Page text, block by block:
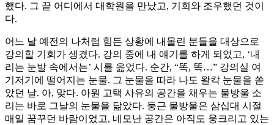
했다. 그 끝 어디에서 대학원을 만났고, 기회와 조우했던 것이
다.
어느 날 예전의 나처럼 힘든 상황에 내몰린 분들을 대상으로
강의할 기회가 생겼다. 강의 중에 내 얘기를 하게 되었고, ‘내
리는 눈발 속에서는’ 시를 읊었다. 순간, “똑, 똑…” 강의실 여
기저기에 떨어지는 눈물. 그 눈물을 따라 나도 왈칵 눈물을 쏟
았던 날. 아, 맞다. 아원 고택 사유의 공간을 채우는 물방울 소
리는 바로 그날의 눈물을 닮았다. 둥근 물방울은 삼십대 시절
매일 꿈꾸던 바람이었고, 네모난 공간은 아직도 웅크리고 있는